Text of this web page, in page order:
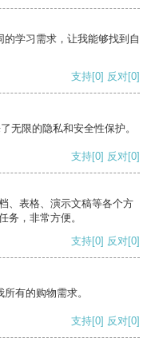
学习需求，让我能够找到自
支持[0] 反对[0]
无限的隐私和安全性保护。
支持[0] 反对[0]
、表格、演示文稿等各个方
务，非常方便。
支持[0] 反对[0]
有的购物需求。
支持[0] 反对[0]